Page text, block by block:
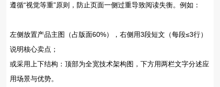
遵循“视觉等重”原则，防止页面一侧过重导致阅读失衡。例如：
左侧放置产品主图（占版面60%），右侧用3段短文（每段≤3行）
说明核心卖点；
或采用上下结构：顶部为全宽技术架构图，下方用两栏文字分述应
用场景与优势。